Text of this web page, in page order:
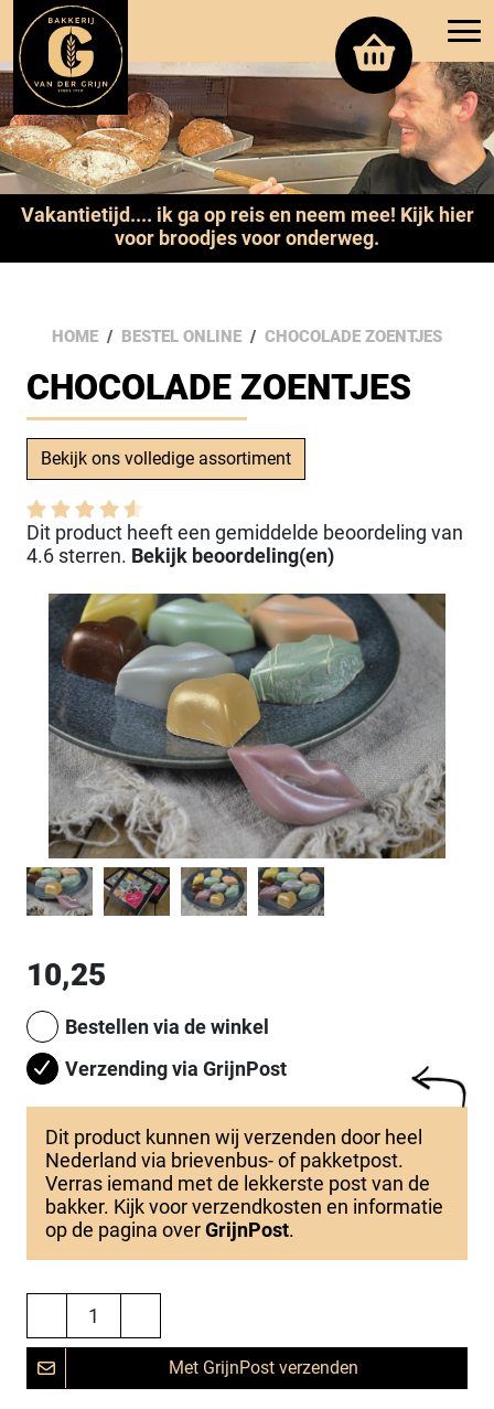
Vakantietijd.... ik ga op reis en neem mee! Kijk hier
voor broodjes voor onderweg.
HOME BESTEL ONLINE CHOCOLADE ZOENTJES
CHOCOLADE ZOENTJES
Bekijk ons volledige assortiment
Dit product heeft een gemiddelde beoordeling van
4.6 sterren. Bekijk beoordeling(en)
10,25
Bestellen via de winkel
Verzending via GrijnPost
Dit product kunnen wij verzenden door heel
Nederland via brievenbus- of pakketpost.
Verras iemand met de lekkerste post van de
bakker. Kijk voor verzendkosten en informatie
op de pagina overGrijnPost.
Met GrijnPost verzenden